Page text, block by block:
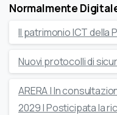
Normalmente
Il patrimonio ICT della
Nuovi protocolli di
ARERA | In
2029 | Posticipata la